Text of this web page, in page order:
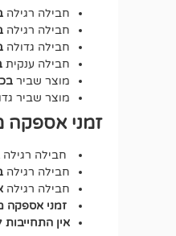
חבילה רגילה
חבילה רגילה
חבילה גדולה
חבילה ענקית
מוצר שביר
מוצר שביר
זמני אספקה
חבילה רגילה
חבילה רגילה
חבילה רגילה
זמני אספקה
אין